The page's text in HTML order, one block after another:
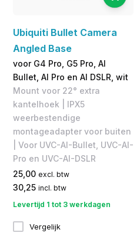
Ubiquiti Bullet Camera
Angled Base
voor G4 Pro, G5 Pro, AI
Bullet, AI Pro en AI DSLR, wit
Mount voor 22° extra
kantelhoek | IPX5
weerbestendige
montageadapter voor buiten
| Voor UVC-AI-Bullet, UVC-AI-
Pro en UVC-AI-DSLR
25,00 excl. btw
30,25 incl. btw
Levertijd 1 tot 3 werkdagen
Vergelijk